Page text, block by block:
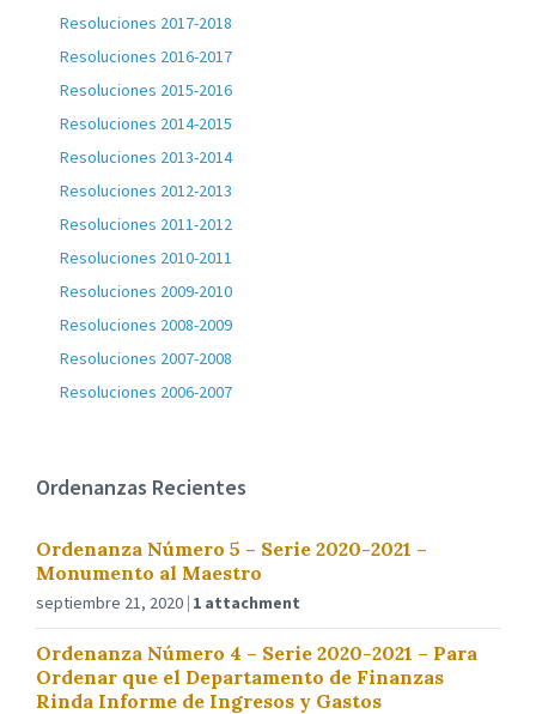
Resoluciones 2017-2018
Resoluciones 2016-2017
Resoluciones 2015-2016
Resoluciones 2014-2015
Resoluciones 2013-2014
Resoluciones 2012-2013
Resoluciones 2011-2012
Resoluciones 2010-2011
Resoluciones 2009-2010
Resoluciones 2008-2009
Resoluciones 2007-2008
Resoluciones 2006-2007
Ordenanzas Recientes
Ordenanza Número 5 – Serie 2020-2021 –
Monumento al Maestro
septiembre 21, 2020 1 attachment
Ordenanza Número 4 – Serie 2020-2021 – Para
Ordenar que el Departamento de Finanzas
Rinda Informe de Ingresos y Gastos